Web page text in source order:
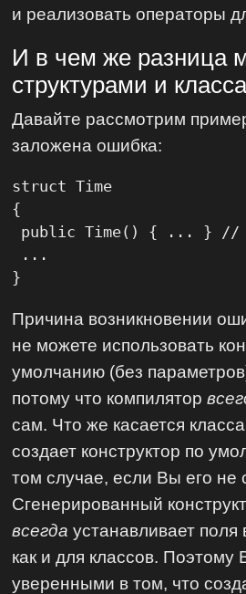
и реализовать операторы
И в чем же разница
структурами и
Давайте рассмотрим
заложена ошибка:
struct Time
{
public Time() { ... } //
...
}
Причина возникновении
не можете использовать
умолчанию (без
потому что компилятор
сам. Что же касается
создает конструктор по
том случае, если Вы его не
Сгенерированный
всегда устанавливает поля
как и для классов.
уверенными в том, что